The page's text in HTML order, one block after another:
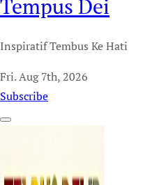
Tempus Dei
Inspiratif Tembus Ke Hati
Fri. Aug 7th, 2026
Subscribe